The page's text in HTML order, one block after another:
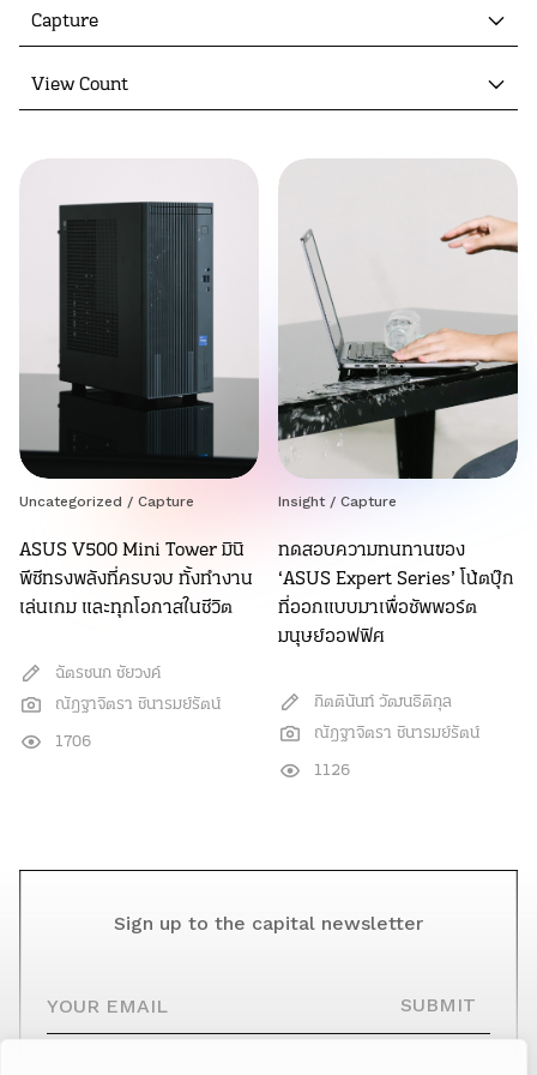
Capture
View Count
Uncategorized / Capture
ASUS V500 Mini Tower มินิ
พีซีทรงพลังที่ครบจบ ทั้งทำงาน
เล่นเกม และทุกโอกาสในชีวิต
ฉัตรชนก ชัยวงค์
ณัฎฐาจิตรา ชินารมย์รัตน์
1706
Insight / Capture
ทดสอบความทนทานของ
‘ASUS Expert Series’ โน้ตบุ๊ก
ที่ออกแบบมาเพื่อซัพพอร์ต
มนุษย์ออฟฟิศ
กิตตินันท์ วัฒนธิติกุล
ณัฎฐาจิตรา ชินารมย์รัตน์
1126
Sign up to the capital newsletter
SUBMIT